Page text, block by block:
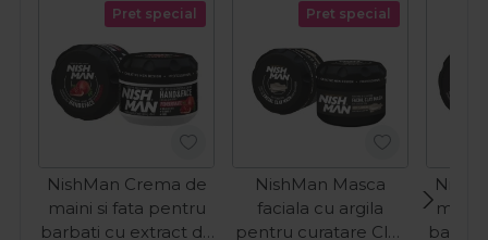
Pret special
NishMan Crema de
maini si fata pentru
barbati cu extract de
Pret special
NishMan Masca
faciala cu argila
pentru curatare Clay
maini